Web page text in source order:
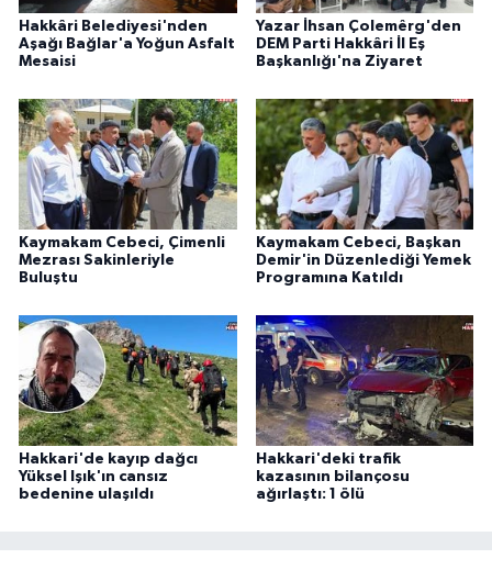
Hakkâri Belediyesi'nden
Aşağı Bağlar'a Yoğun Asfalt
Mesaisi
Yazar İhsan Çolemêrg'den
DEM Parti Hakkâri İl Eş
Başkanlığı'na Ziyaret
Kaymakam Cebeci, Çimenli
Mezrası Sakinleriyle
Buluştu
Kaymakam Cebeci, Başkan
Demir'in Düzenlediği Yemek
Programına Katıldı
Hakkari'de kayıp dağcı
Yüksel Işık'ın cansız
bedenine ulaşıldı
Hakkari'deki trafik
kazasının bilançosu
ağırlaştı: 1 ölü